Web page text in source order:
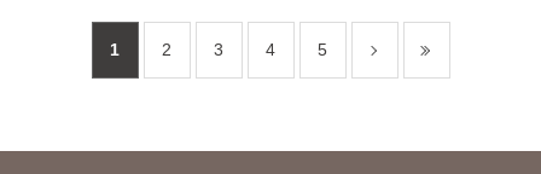
1 2 3 4 5